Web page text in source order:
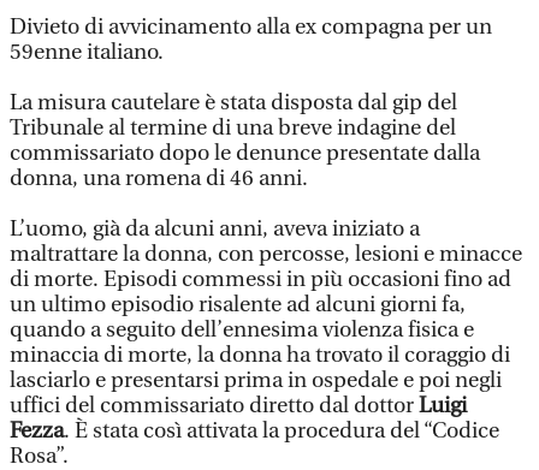
Divieto di avvicinamento alla ex compagna per un
59enne italiano.
La misura cautelare è stata disposta dal gip del
Tribunale al termine di una breve indagine del
commissariato dopo le denunce presentate dalla
donna, una romena di 46 anni.
L’uomo, già da alcuni anni, aveva iniziato a
maltrattare la donna, con percosse, lesioni e minacce
di morte. Episodi commessi in più occasioni fino ad
un ultimo episodio risalente ad alcuni giorni fa,
quando a seguito dell’ennesima violenza fisica e
minaccia di morte, la donna ha trovato il coraggio di
lasciarlo e presentarsi prima in ospedale e poi negli
uffici del commissariato diretto dal dottorLuigi
Fezza. È stata così attivata la procedura del “Codice
Rosa”.